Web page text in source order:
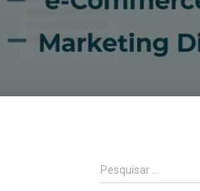
P
e
Pesquisar …